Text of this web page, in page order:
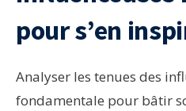
pour s’en
Analyser les tenues des
fondamentale pour bâtir